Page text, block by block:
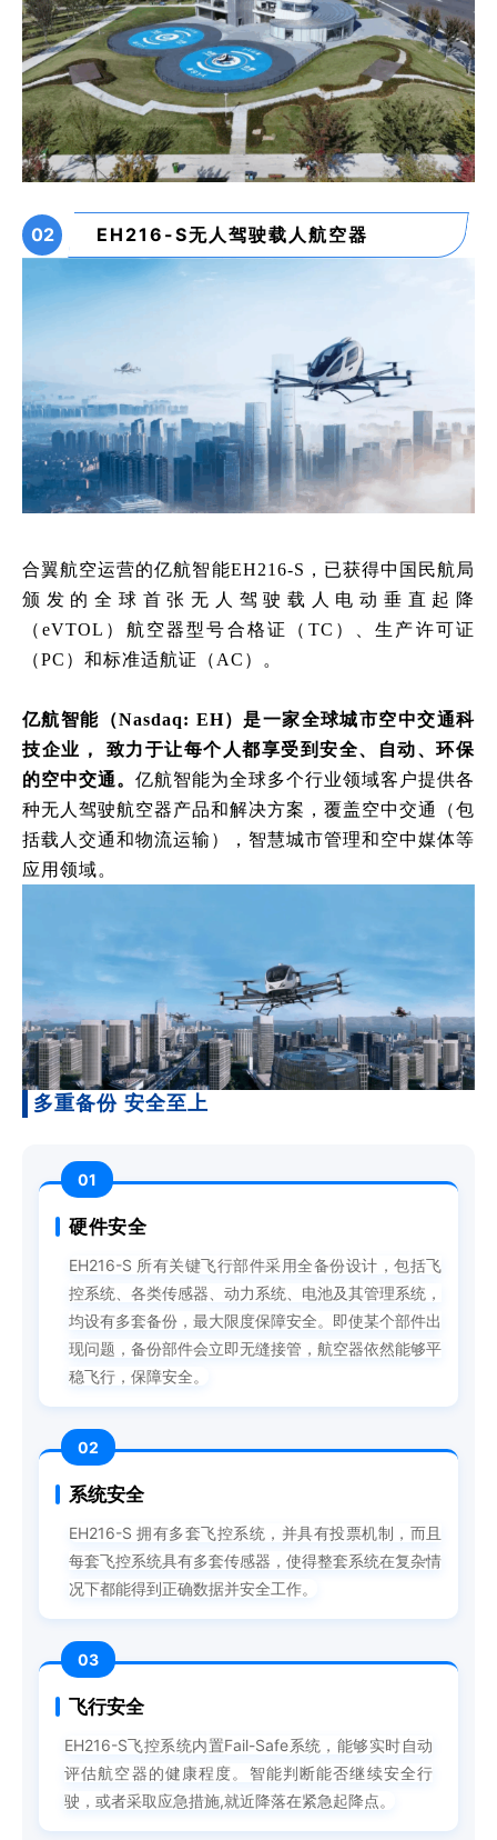
02 EH216-S无人驾驶载人航空器
合翼航空运营的亿航智能EH216-S， 已获得中国民航局
颁发的全球首张无人驾驶载人电动垂直起降
（eVTOL）航空器型号合格证（TC）、生产许可证
（PC）和标准适航证（AC）
。
亿航智能（Nasdaq: EH）是一家全球城市空中交通科
技企业， 致力于让每个人都享受到安全、自动、环保
的空中交通。 亿航智能为全球多个行业领域客户提供各
种无人驾驶航空器产品和解决方案，覆盖空中交通（包
括载人交通和物流运输），智慧城市管理和空中媒体等
应用领域。
多重备份 安全至上
01
硬件安全
EH216-S 所有关键飞行部件采用全备份设计，包括飞
控系统、各类传感器、动力系统、电池及其管理系统，
均设有多套备份，最大限度保障安全。即使某个部件出
现问题，备份部件会立即无缝接管，航空器依然能够平
稳飞行，保障安全。
02
系统安全
EH216-S 拥有多套飞控系统，并具有投票机制，而且
每套飞控系统具有多套传感器，使得整套系统在复杂情
况下都能得到正确数据并安全工作。
03
飞行安全
EH216-S飞控系统内置Fail-Safe系统，能够实时自动
评估航空器的健康程度。智能判断能否继续安全行
驶，或者采取应急措施,就近降落在紧急起降点。